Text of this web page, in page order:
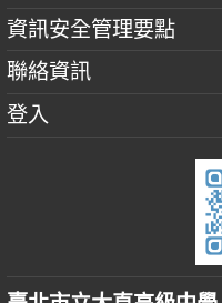
資訊安全管理要點
聯絡資訊
登入